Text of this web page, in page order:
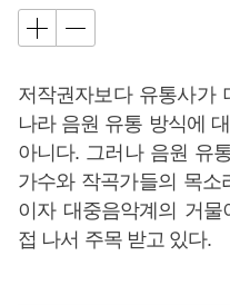
저작권자보다 유통사가
나라 음원 유통 방식에
아니다. 그러나 음원 유
가수와 작곡가들의 목소
이자 대중음악계의 거
접 나서 주목 받고 있다.